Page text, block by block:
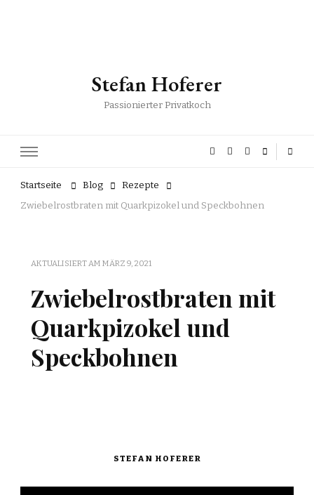
Stefan Hoferer
Passionierter Privatkoch
Startseite Blog
Rezepte
Zwiebelrostbraten mit Quarkpizokel und Speckbohnen
AKTUALISIERT AM MÄRZ 9, 2021
Zwiebelrostbraten mit
Quarkpizokel und
Speckbohnen
STEFAN HOFERER